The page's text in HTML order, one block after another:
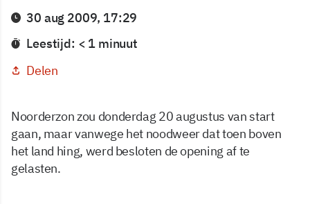
30 aug 2009, 17:29
Leestijd: < 1 minuut
Delen
Noorderzon zou donderdag 20 augustus van start
gaan, maar vanwege het noodweer dat toen boven
het land hing, werd besloten de opening af te
gelasten.